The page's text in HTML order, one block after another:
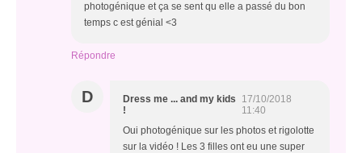
photogénique et ça se sent qu elle a passé du bon
temps c est génial <3
Répondre
D
Dress me ... and my kids
!
17/10/2018
11:40
Oui photogénique sur les photos et rigolotte
sur la vidéo ! Les 3 filles ont eu une super